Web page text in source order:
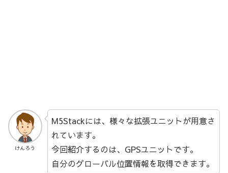
けんろう
M5Stackには、様々な拡張ユニットが用意さ
れています。
今回紹介するのは、GPSユニットです。
自分のグローバル位置情報を取得できます。